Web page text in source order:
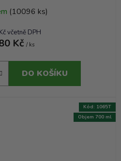
(10096 ks)
včetně DPH
Kč / ks
DO KOŠÍKU
Objem 700 ml
Kód: 1065T